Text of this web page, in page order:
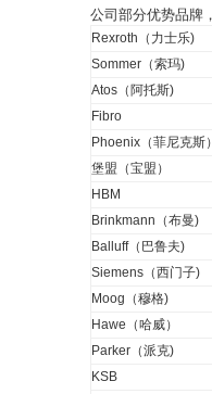
公司部分优势品牌
Rexroth（力士乐)
Sommer（索玛)
Atos（阿托斯)
Fibro
Phoenix（菲尼克斯
堡盟（宝盟）
HBM
Brinkmann（布曼)
Balluff（巴鲁夫)
Siemens（西门子)
Moog（穆格)
Hawe（哈威）
Parker（派克)
KSB